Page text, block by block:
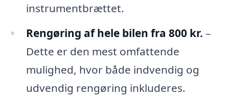
instrumentbrættet.
Rengøring af hele bilen fra 800 kr. –
Dette er den mest omfattende
mulighed, hvor både indvendig og
udvendig rengøring inkluderes.